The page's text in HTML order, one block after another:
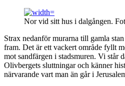
Nor vid sitt hus i dalgången.
Strax nedanför murarna till gamla
fram. Det är ett vackert område fyllt
mot sandfärgen i stadsmuren. Vi står
Olivbergets sluttningar och känner
närvarande vart man än går i